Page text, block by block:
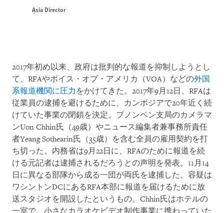
Asia Director
2017年初め以来、政府は批判的な報道を抑制しようとし
て、RFAやボイス・オブ・アメリカ（VOA）などの外国
系報道機関に圧力 をかけてきた。2017年9月12日、RFAは
従業員の逮捕を避けるために、カンボジアで20年近く続
けていた事業の閉鎖を決定。プノンペン支局のカメラマ
ンUon Chhin氏（49歳）やニュース編集者兼事務所責任
者Yeang Sothearin氏（35歳）を含む全員の雇用契約を打
ち切った。内務省は9月22日に、RFAのために報道を続
ける元記者は逮捕されるだろうとの声明を発表。11月14
日に異なる部隊から成る一団が両氏を逮捕した。容疑は
ワシントンDCにあるRFA本部に報道を届けるために放
送スタジオを開設したというもの。Chhin氏はホテルの